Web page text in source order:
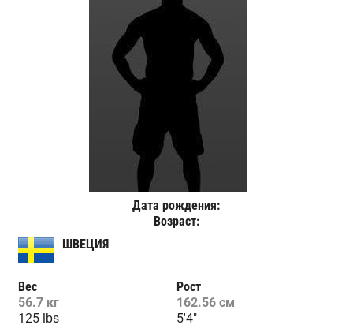
Дата рождения:
Возраст:
ШВЕЦИЯ
Вес
56.7 кг
125 lbs
Рост
162.56 см
5'4"